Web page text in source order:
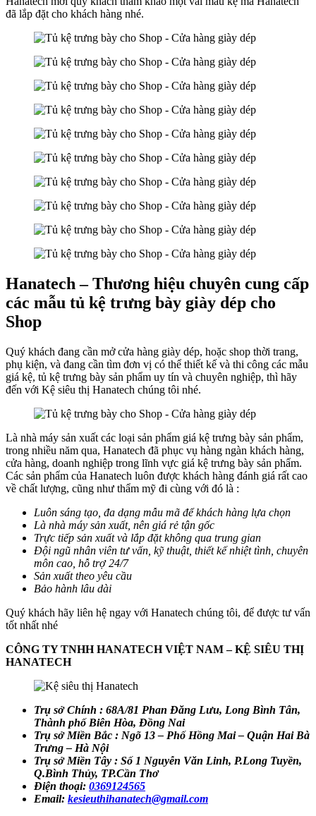
đã lắp đặt cho khách hàng nhé.
Hanatech – Thương hiệu chuyên cung cấp
các mẫu tủ kệ trưng bày giày dép cho
Shop
Quý khách đang cần mở cửa hàng giày dép, hoặc shop thời trang,
phụ kiện, và đang cần tìm đơn vị có thể thiết kế và thi công các mẫu
giá kệ, tủ kệ trưng bày sản phẩm uy tín và chuyên nghiệp, thì hãy
đến với Kệ siêu thị Hanatech chúng tôi nhé.
Là nhà máy sản xuất các loại sản phẩm giá kệ trưng bày sản phẩm,
trong nhiều năm qua, Hanatech đã phục vụ hàng ngàn khách hàng,
cửa hàng, doanh nghiệp trong lĩnh vực giá kệ trưng bày sản phẩm.
Các sản phẩm của Hanatech luôn được khách hàng đánh giá rất cao
về chất lượng, cũng như thẩm mỹ đi cùng với đó là :
Luôn sáng tạo, đa dạng mẫu mã để khách hàng lựa chọn
Là nhà máy sản xuất, nên giá rẻ tận gốc
Trực tiếp sản xuất và lắp đặt không qua trung gian
Đội ngũ nhân viên tư vấn, kỹ thuật, thiết kế nhiệt tình, chuyên
môn cao, hỗ trợ 24/7
Sản xuất theo yêu cầu
Bảo hành lâu dài
Quý khách hãy liên hệ ngay với Hanatech chúng tôi, để được tư vấn
tốt nhất nhé
CÔNG TY TNHH HANATECH VIỆT NAM – KỆ SIÊU THỊ
HANATECH
Trụ sở Chính : 68A/81 Phan Đăng Lưu, Long Bình Tân,
Thành phố Biên Hòa, Đồng Nai
Trụ sở Miền Bắc : Ngõ 13 – Phố Hồng Mai – Quận Hai Bà
Trưng – Hà Nội
Trụ sở Miền Tây : Số 1 Nguyễn Văn Linh, P.Long Tuyền,
Q.Bình Thủy, TP.Cần Thơ
Điện thoại: 0369124565
Email: kesieuthihanatech@gmail.com